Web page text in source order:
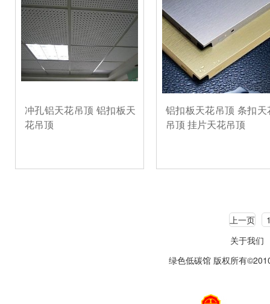
冲孔铝天花吊顶 铝扣板天
花吊顶
铝扣板天花吊顶 条扣天
吊顶 挂片天花吊顶
上一页
关于我们
绿色低碳馆 版权所有